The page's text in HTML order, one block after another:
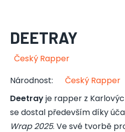
DEETRAY
Český Rapper
Národnost:
Český Rapper
Deetrayje rapper z
se dostal především díky
Wrap 2025. Ve své tvorbě